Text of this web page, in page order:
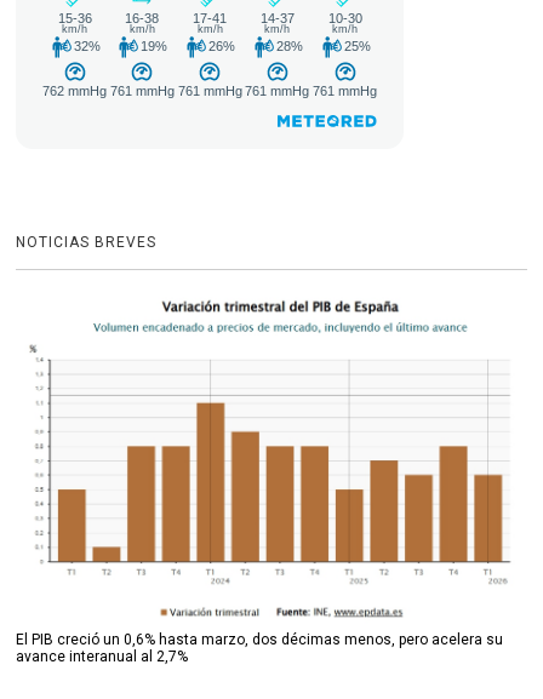
NOTICIAS BREVES
El PIB creció un 0,6% hasta marzo, dos décimas menos, pero acelera su
avance interanual al 2,7%